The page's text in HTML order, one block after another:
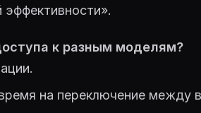
к разным моделям?
на переключение между